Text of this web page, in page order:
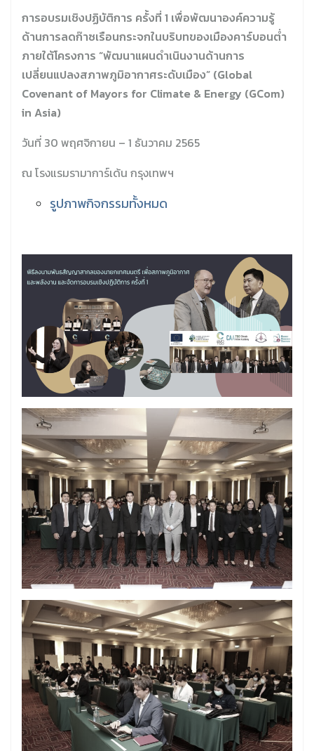
การอบรมเชิงปฏิบัติการ ครั้งที่ 1 เพื่อพัฒนาองค์ความรู้
ด้านการลดก๊าซเรือนกระจกในบริบทของเมืองคาร์บอนต่ำ
ภายใต้โครงการ “พัฒนาแผนดำเนินงานด้านการ
เปลี่ยนแปลงสภาพภูมิอากาศระดับเมือง” (Global
Covenant of Mayors for Climate & Energy (GCom)
in Asia)
วันที่ 30 พฤศจิกายน – 1 ธันวาคม 2565
ณ โรงแรมรามาการ์เด้น กรุงเทพฯ
รูปภาพกิจกรรมทั้งหมด